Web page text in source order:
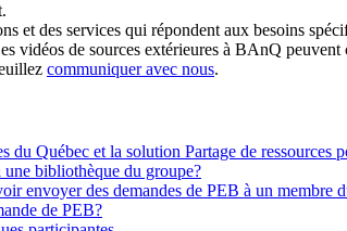
et des services qui répondent aux besoins
vidéos de sources extérieures à BAnQ
communiquer avec nous.
du Québec et la solution Partage de ressources
une bibliothèque du groupe?
envoyer des demandes de PEB à un membre
de PEB?